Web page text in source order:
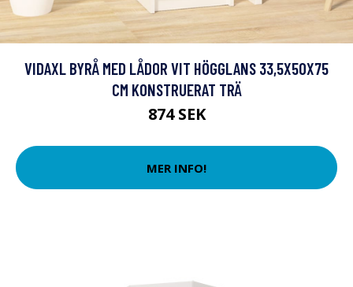
VIDAXL BYRÅ MED LÅDOR VIT HÖGGLANS 33,5X50X75
CM KONSTRUERAT TRÄ
874 SEK
MER INFO!